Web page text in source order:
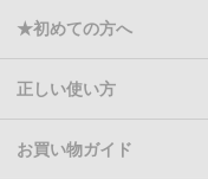
★初めての方へ
正しい使い方
お買い物ガイド